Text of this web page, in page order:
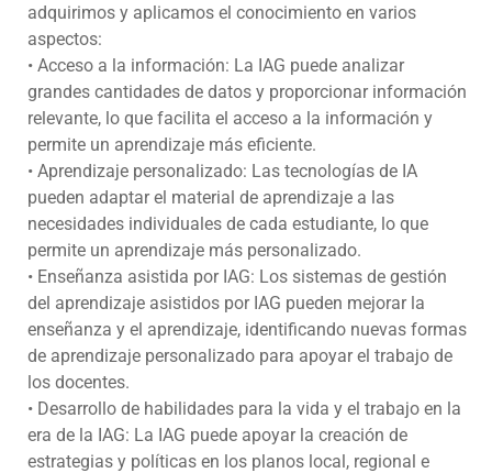
adquirimos y aplicamos el conocimiento en varios
aspectos:
• Acceso a la información: La IAG puede analizar
grandes cantidades de datos y proporcionar información
relevante, lo que facilita el acceso a la información y
permite un aprendizaje más eficiente.
• Aprendizaje personalizado: Las tecnologías de IA
pueden adaptar el material de aprendizaje a las
necesidades individuales de cada estudiante, lo que
permite un aprendizaje más personalizado.
• Enseñanza asistida por IAG: Los sistemas de gestión
del aprendizaje asistidos por IAG pueden mejorar la
enseñanza y el aprendizaje, identificando nuevas formas
de aprendizaje personalizado para apoyar el trabajo de
los docentes.
• Desarrollo de habilidades para la vida y el trabajo en la
era de la IAG: La IAG puede apoyar la creación de
estrategias y políticas en los planos local, regional e